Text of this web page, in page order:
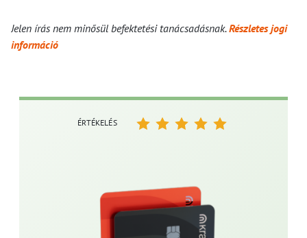
Jelen írás nem minősül befektetési tanácsadásnak.Részletes jogi
információ
ÉRTÉKELÉS